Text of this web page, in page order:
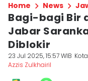
Home News
Bagi-bagi Bir
Jabar
Diblokir
23 Jul 2025, 15:57 WIB
Azzis Zulkhairil